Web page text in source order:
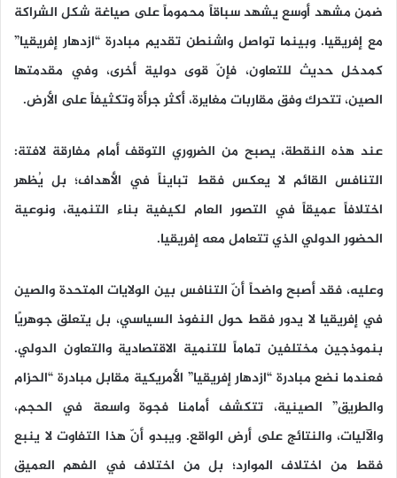
ضمن مشهد أوسع يشهد سباقاً محموماً على صياغة شكل الشراكة
مع إفريقيا. وبينما تواصل واشنطن تقديم مبادرة “ازدهار إفريقيا”
كمدخل حديث للتعاون، فإنّ قوى دولية أخرى، وفي مقدمتها
الصين، تتحرك وفق مقاربات مغايرة، أكثر جرأة وتكثيفاً على الأرض.
عند هذه النقطة، يصبح من الضروري التوقف أمام مفارقة لافتة:
التنافس القائم لا يعكس فقط تبايناً في الأهداف؛ بل يُظهر
اختلافاً عميقاً في التصور العام لكيفية بناء التنمية، ونوعية
الحضور الدولي الذي تتعامل معه إفريقيا.
وعليه، فقد أصبح واضحاً أنّ التنافس بين الولايات المتحدة والصين
في إفريقيا لا يدور فقط حول النفوذ السياسي، بل يتعلق جوهريًا
بنموذجين مختلفين تماماً للتنمية الاقتصادية والتعاون الدولي.
فعندما نضع مبادرة “ازدهار إفريقيا” الأمريكية مقابل مبادرة “الحزام
والطريق” الصينية، تتكشف أمامنا فجوة واسعة في الحجم،
والآليات، والنتائج على أرض الواقع. ويبدو أنّ هذا التفاوت لا ينبع
فقط من اختلاف الموارد؛ بل من اختلاف في الفهم العميق